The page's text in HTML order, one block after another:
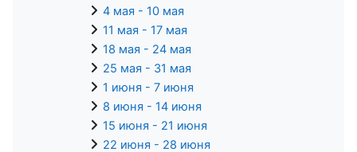
4 мая - 10 мая
11 мая - 17 мая
18 мая - 24 мая
25 мая - 31 мая
1 июня - 7 июня
8 июня - 14 июня
15 июня - 21 июня
22 июня - 28 июня